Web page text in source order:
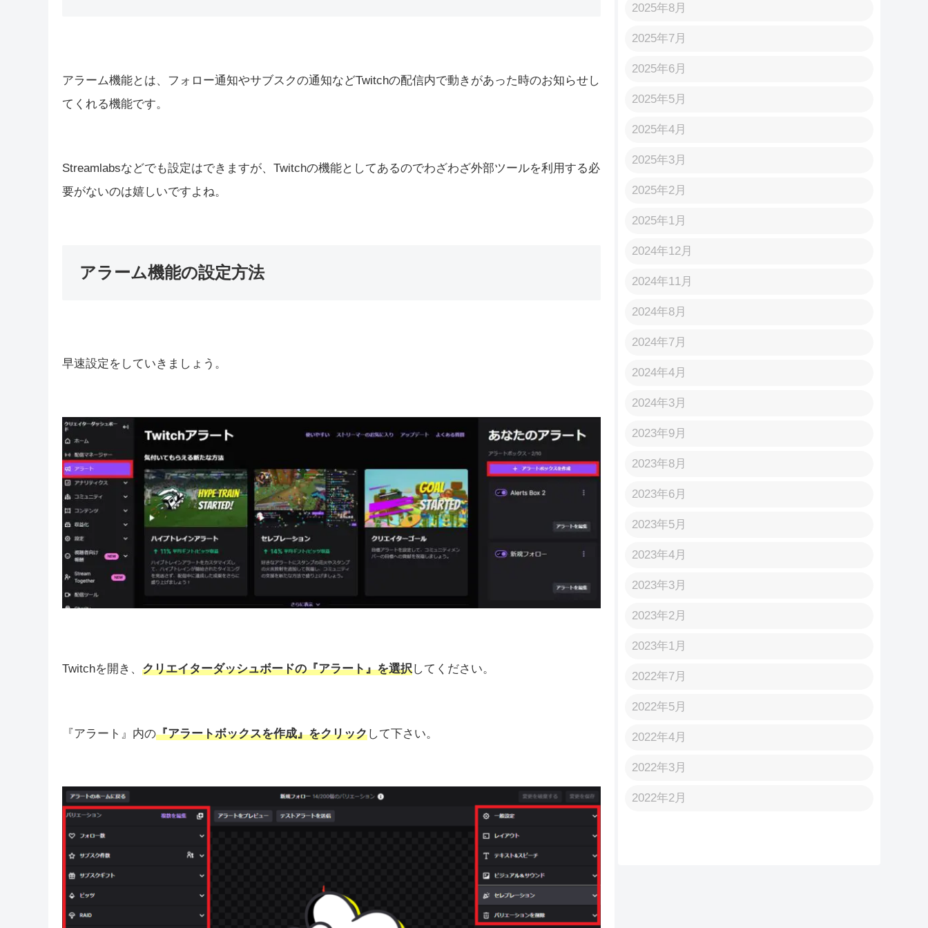
アラーム機能の設定方法
一般設定
テキスト＆スピーチ
ビジュアル＆サウンド
OBSにブラウザソースを追加する
アラーム機能とは、フォロー通知やサブスクの通知などTwitchの配信内で動きがあった時のお知らせし
てくれる機能です。
Streamlabsなどでも設定はできますが、Twitchの機能としてあるのでわざわざ外部ツールを利用する必
要がないのは嬉しいですよね。
アラーム機能の設定方法
2025年8月
2025年7月
2025年6月
2025年5月
2025年4月
2025年3月
2025年2月
2025年1月
2024年12月
2024年11月
2024年8月
2024年7月
2024年4月
2024年3月
2023年9月
2023年8月
2023年6月
2023年5月
2023年4月
2023年3月
2023年2月
2023年1月
2022年7月
2022年5月
2022年4月
2022年3月
2022年2月